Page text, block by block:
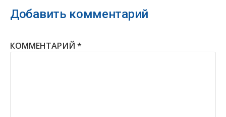
Добавить комментарий
КОММЕНТАРИЙ *